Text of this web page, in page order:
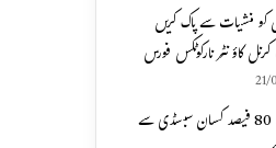
منشیات سے پاک کریں
کاؤنٹر نارکوٹکس فورس
بہاولپور کے 80 فیصد کسان سبسڈی سے